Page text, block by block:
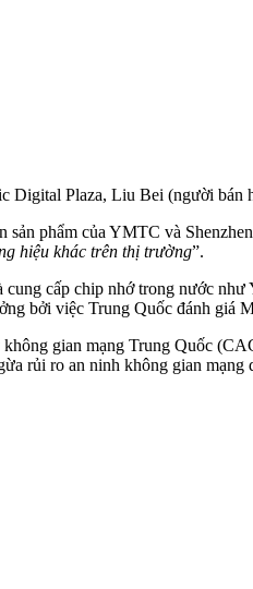
Digital Plaza, Liu Bei (người bán
phẩm của YMTC và
hiệu khác trên thị trường”.
cấp chip nhớ trong nước
bởi việc Trung Quốc đánh giá
gian mạng Trung Quốc
rủi ro an ninh không gian mạng